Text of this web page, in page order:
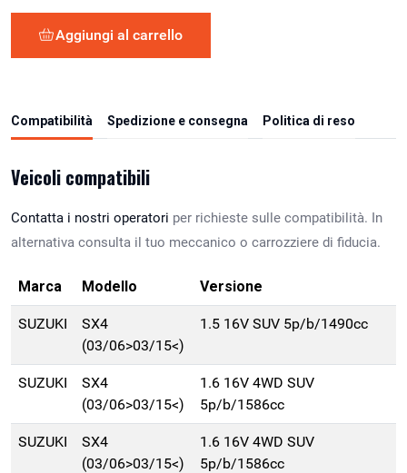
Aggiungi al carrello
Compatibilità Spedizione e consegna Politica di reso
Veicoli compatibili
Contatta i nostri operatori per richieste sulle compatibilità. In
alternativa consulta il tuo meccanico o carrozziere di fiducia.
Marca Modello Versione
SUZUKI
SX4
(03/06>03/15<)
1.5 16V SUV 5p/b/1490cc
SUZUKI
SX4
(03/06>03/15<)
1.6 16V 4WD SUV
5p/b/1586cc
SUZUKI
SX4
(03/06>03/15<)
1.6 16V 4WD SUV
5p/b/1586cc